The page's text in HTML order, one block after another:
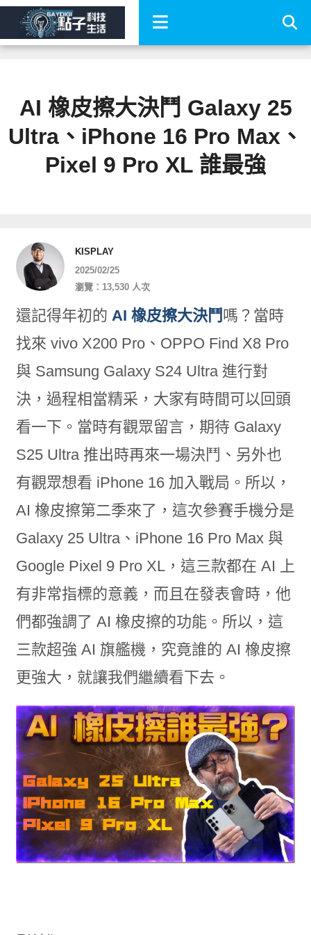
AI 橡皮擦大決鬥 Galaxy 25
Ultra、iPhone 16 Pro Max、
Pixel 9 Pro XL 誰最強
KISPLAY
2025/02/25
瀏覽：13,530 人次
還記得年初的 AI 橡皮擦大決鬥嗎？當時
找來 vivo X200 Pro、OPPO Find X8 Pro
與 Samsung Galaxy S24 Ultra 進行對
決，過程相當精采，大家有時間可以回頭
看一下。當時有觀眾留言，期待 Galaxy
S25 Ultra 推出時再來一場決鬥、另外也
有觀眾想看 iPhone 16 加入戰局。所以，
AI 橡皮擦第二季來了，這次參賽手機分是
Galaxy 25 Ultra、iPhone 16 Pro Max 與
Google Pixel 9 Pro XL，這三款都在 AI 上
有非常指標的意義，而且在發表會時，他
們都強調了 AI 橡皮擦的功能。所以，這
三款超強 AI 旗艦機，究竟誰的 AI 橡皮擦
更強大，就讓我們繼續看下去。